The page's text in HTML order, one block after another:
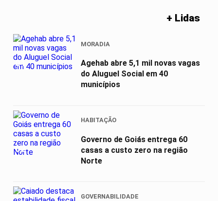
+ Lidas
01
MORADIA
Agehab abre 5,1 mil novas vagas
do Aluguel Social em 40
municípios
02
HABITAÇÃO
Governo de Goiás entrega 60
casas a custo zero na região
Norte
GOVERNABILIDADE